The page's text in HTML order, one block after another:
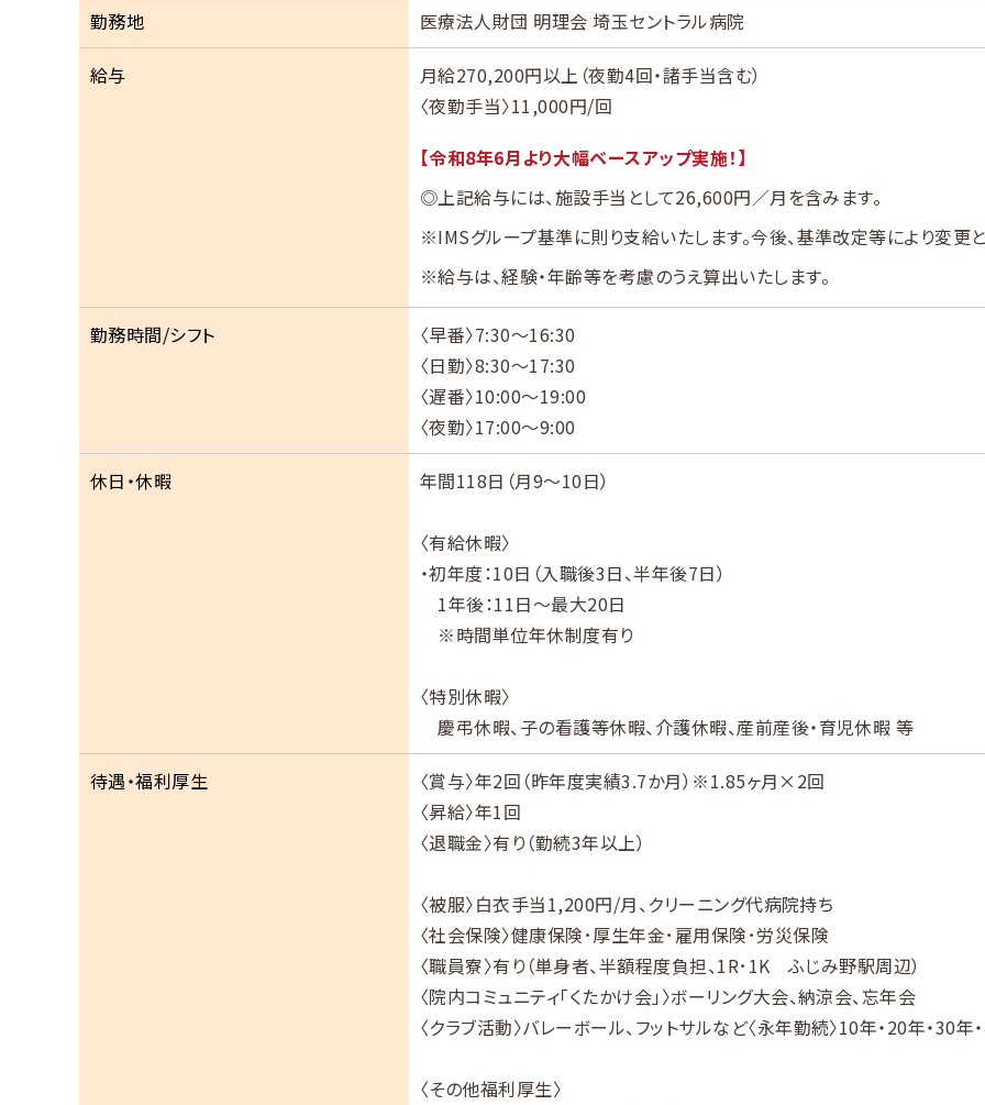
勤務地 医療法人財団 明理会 埼玉セントラル病院
給与
月給270,200円以上（夜勤4回・諸手当含む）
〈夜勤手当〉11,000円/回
【令和8年6月より大幅ベースアップ実施！】
◎上記給与には、施設手当として26,600円／月を含みます。
※IMSグループ基準に則り支給いたします。今後、基準改定等により変更
※給与は、経験・年齢等を考慮のうえ算出いたします。
勤務時間/シフト
〈早番〉7:30～16:30
〈日勤〉8:30～17:30
〈遅番〉10:00～19:00
〈夜勤〉17:00～9:00
休日・休暇 年間118日（月9～10日）
〈有給休暇〉
・初年度：10日（入職後3日、半年後7日）
1年後：11日～最大20日
※時間単位年休制度有り
〈特別休暇〉
慶弔休暇、子の看護等休暇、介護休暇、産前産後・育児休暇 等
待遇・福利厚生
〈賞与〉年2回（昨年度実績3.7か月）※1.85ヶ月×2回
〈昇給〉年1回
〈退職金〉有り（勤続3年以上）
〈被服〉白衣手当1,200円/月、クリーニング代病院持ち
〈社会保険〉健康保険･厚生年金･雇用保険･労災保険
〈職員寮〉有り（単身者、半額程度負担、1R･1K ふじみ野駅周辺）
〈院内コミュニティ「くたかけ会」〉ボーリング大会、納涼会、忘年会
〈クラブ活動〉バレーボール、フットサルなど〈永年勤続〉10年・20年・30年
〈その他福利厚生〉